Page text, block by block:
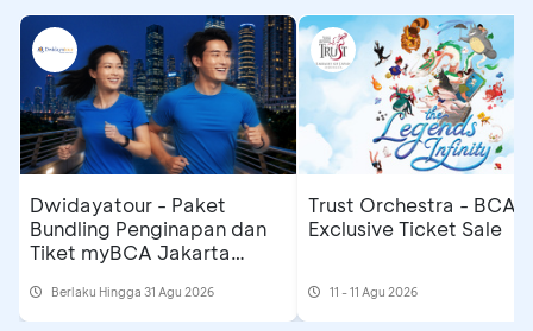
Dwidayatour - Paket
Bundling Penginapan dan
Tiket myBCA Jakarta
Berlaku Hingga 31 Agu 2026
Trust Orchestra - BCA
Exclusive Ticket Sale
11 - 11 Agu 2026